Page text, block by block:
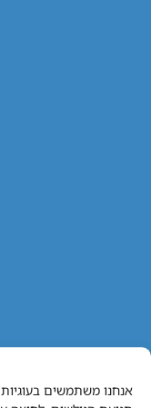
אנחנו משתמשים